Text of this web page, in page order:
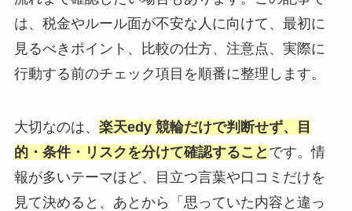
は、税金やルール面が不安な人に向けて、最初に
見るべきポイント、比較の仕方、注意点、実際に
行動する前のチェック項目を順番に整理します。
大切なのは、 楽天edy 競輪だけで判断せず、目
的・条件・リスクを分けて確認すること です。情
報が多いテーマほど、目立つ言葉や口コミだけを
見て決めると、あとから「思っていた内容と違っ